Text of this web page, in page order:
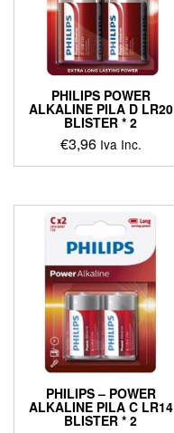
PHILIPS POWER
ALKALINE PILA D LR20
BLISTER * 2
€3,96 Iva Inc.
PHILIPS – POWER
ALKALINE PILA C LR14
BLISTER * 2